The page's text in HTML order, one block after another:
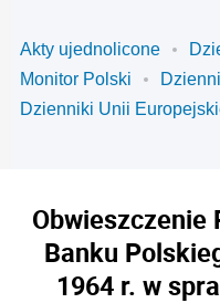
Akty ujednolicone
Monitor Polski
Dzienniki Unii
Obwieszczenie
Banku
1964 r. w